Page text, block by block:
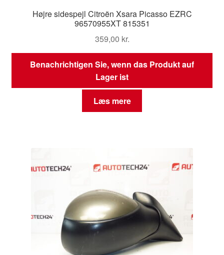
Højre sidespejl Citroën Xsara Picasso EZRC
96570955XT 815351
359,00 kr.
Benachrichtigen Sie, wenn das Produkt auf
Lager ist
Læs mere